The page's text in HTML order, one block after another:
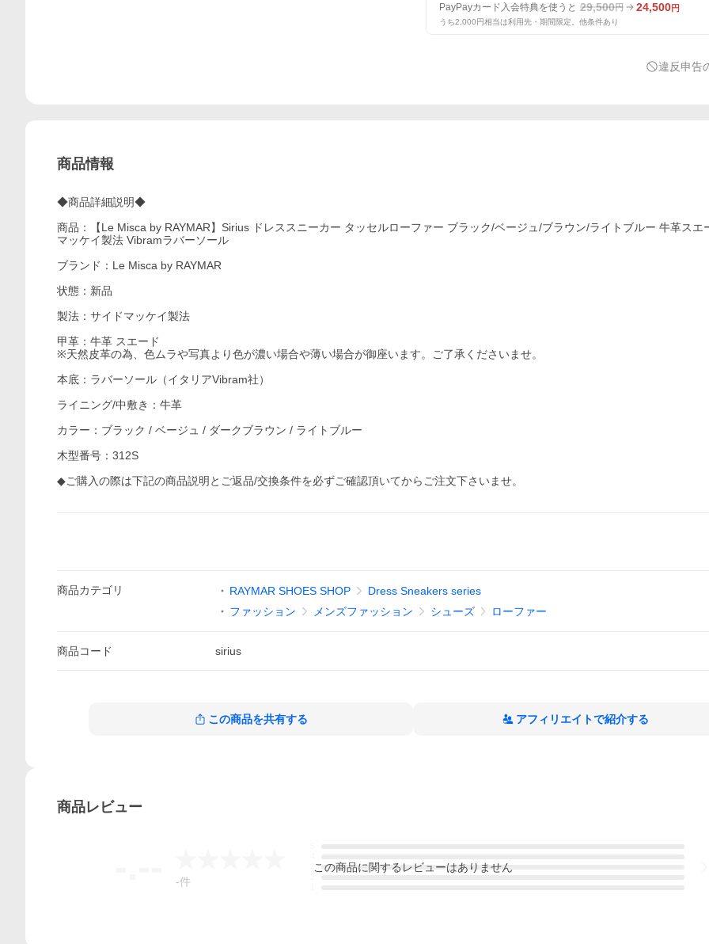
PayPayカード入会特典を使うと 29,500円 24,500円
うち2,000円相当は利用先・期間限定。他条件あり
違反申告
商品情報
◆商品詳細説明◆
商品：【Le Misca by RAYMAR】Sirius ドレススニーカー タッセルローファー ブラック/ベージュ/ブラウン/ライトブルー 牛革スエ
マッケイ製法 Vibramラバーソール
ブランド：Le Misca by RAYMAR
状態：新品
製法：サイドマッケイ製法
甲革：牛革 スエード
※天然皮革の為、色ムラや写真より色が濃い場合や薄い場合が御座います。ご了承くださいませ。
本底：ラバーソール（イタリアVibram社）
ライニング/中敷き：牛革
カラー：ブラック / ベージュ / ダークブラウン / ライトブルー
木型番号：312S
◆ご購入の際は下記の商品説明とご返品/交換条件を必ずご確認頂いてからご注文下さいませ。
商品カテゴリ RAYMAR SHOES SHOP
Dress Sneakers series
ファッション
メンズファッション シューズ ローファー
商品コード sirius
この商品を共有する アフィリエイトで紹介する
商品レビュー
-件
この商品に関するレビューはありません